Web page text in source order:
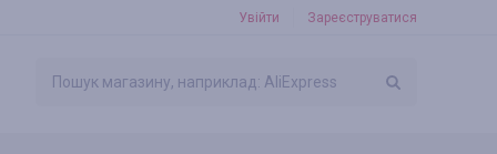
Увійти Зареєструватися